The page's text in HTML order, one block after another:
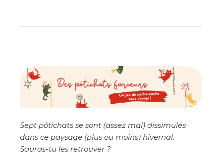
Sept pôtichats se sont (assez mal) dissimulés
dans ce paysage (plus ou moins) hivernal.
Sauras-tu les retrouver ?